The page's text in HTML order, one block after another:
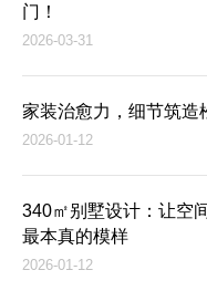
门！
2026-03-31
家装治愈力，细节筑造
2026-01-12
340㎡别墅设计：让空
最本真的模样
2026-01-12